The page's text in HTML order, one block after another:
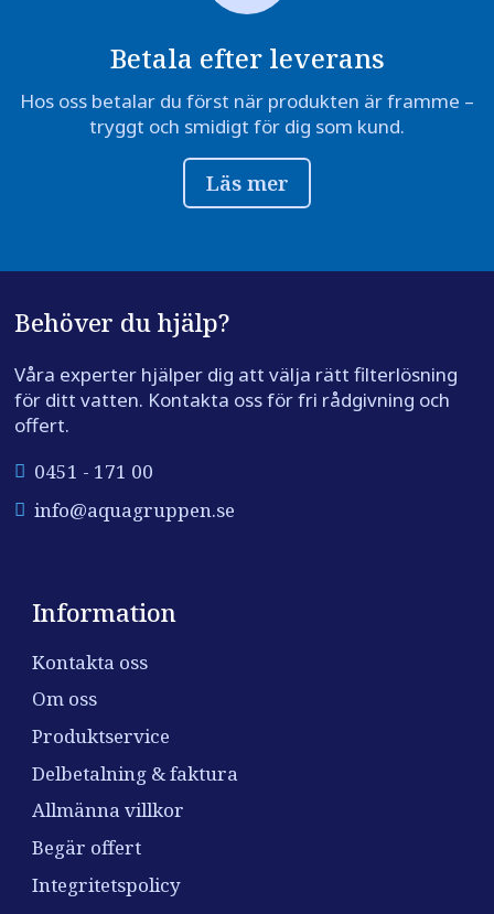
Betala efter leverans
Hos oss betalar du först när produkten är framme –
tryggt och smidigt för dig som kund.
Läs mer
Behöver du hjälp?
Våra experter hjälper dig att välja rätt filterlösning
för ditt vatten. Kontakta oss för fri rådgivning och
offert.
0451 - 171 00
info@aquagruppen.se
Information
Kontakta oss
Om oss
Produktservice
Delbetalning & faktura
Allmänna villkor
Begär offert
Integritetspolicy